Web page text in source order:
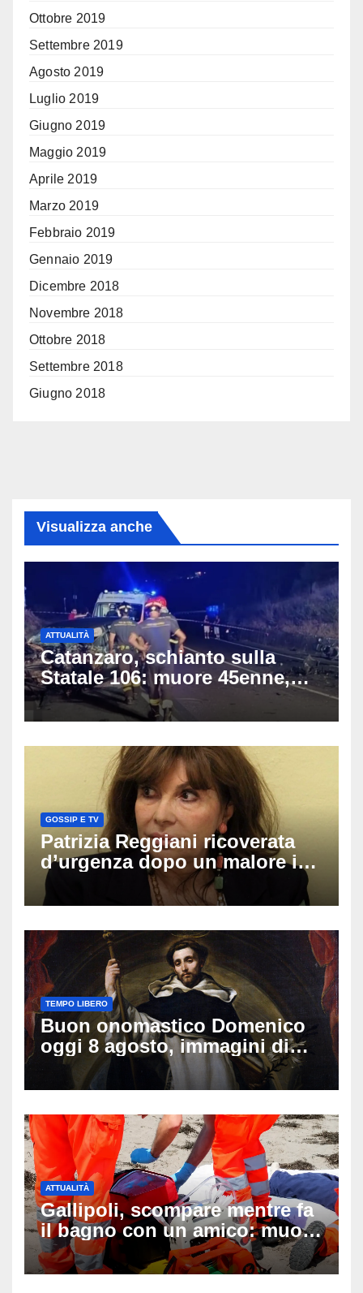
Ottobre 2019
Settembre 2019
Agosto 2019
Luglio 2019
Giugno 2019
Maggio 2019
Aprile 2019
Marzo 2019
Febbraio 2019
Gennaio 2019
Dicembre 2018
Novembre 2018
Ottobre 2018
Settembre 2018
Giugno 2018
Visualizza anche
ATTUALITÀ
Catanzaro, schianto sulla
Statale 106: muore 45enne,
coinvolti un’auto, un suv e
una moto
GOSSIP E TV
Patrizia Reggiani ricoverata
d’urgenza dopo un malore in
vacanza: come sta oggi l’ex
Lady Gucci
TEMPO LIBERO
Buon onomastico Domenico
oggi 8 agosto, immagini di
auguri da condividere
ATTUALITÀ
Gallipoli, scompare mentre fa
il bagno con un amico: muore
a 19 anni dopo 45 minuti di
disperati tentativi di